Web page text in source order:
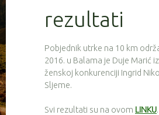
rezultati
Pobjednik utrke na 10 km
2016. u Balama je Duje Marić iz
ženskoj konkurenciji Ingrid
Sljeme.
Svi rezultati su na ovom LINKU.